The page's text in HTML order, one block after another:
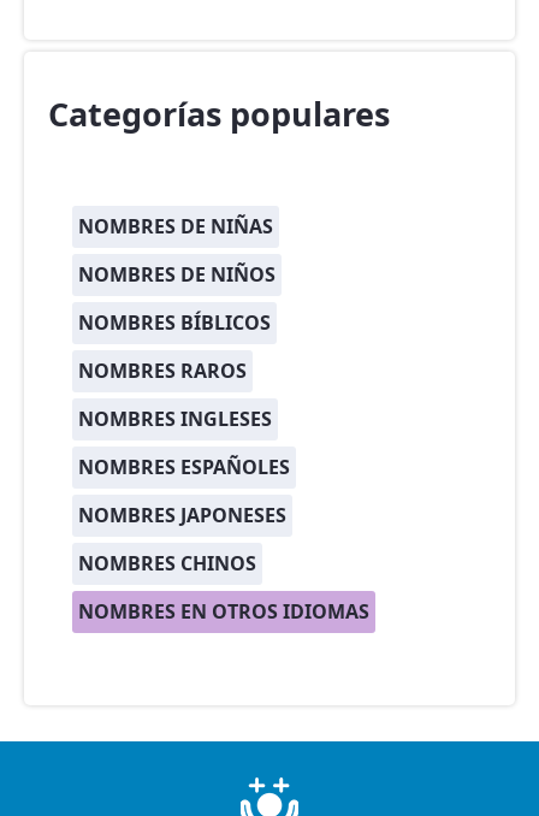
Categorías populares
NOMBRES DE NIÑAS
NOMBRES DE NIÑOS
NOMBRES BÍBLICOS
NOMBRES RAROS
NOMBRES INGLESES
NOMBRES ESPAÑOLES
NOMBRES JAPONESES
NOMBRES CHINOS
NOMBRES EN OTROS IDIOMAS